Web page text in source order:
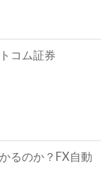
コム証券
るのか？FX自動